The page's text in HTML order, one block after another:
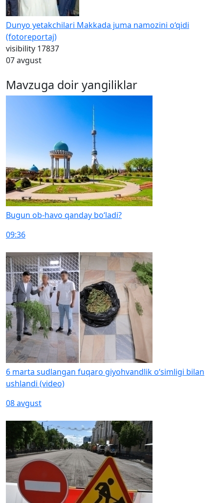
Dunyo yetakchilari Makkada juma namozini o‘qidi
(fotoreportaj)
visibility 17837
07 avgust
Mavzuga doir yangiliklar
Bugun ob-havo qanday bo‘ladi?
09:36
6 marta sudlangan fuqaro giyohvandlik o‘simligi bilan
ushlandi (video)
08 avgust